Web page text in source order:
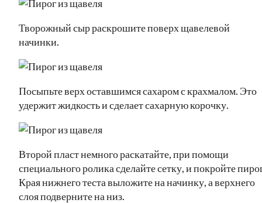
Творожный сыр раскрошите поверх щавелевой
начинки.
Посыпьте верх оставшимся сахаром с крахмалом. Это
удержит жидкость и сделает сахарную корочку.
Второй пласт немного раскатайте, при помощи
специального ролика сделайте сетку, и покройте
Края нижнего теста выложите на начинку, а верхнего
слоя подверните на низ.